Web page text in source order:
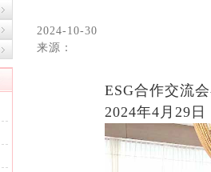
2024-10-30
来源：
ESG合作交流
2024年4月29